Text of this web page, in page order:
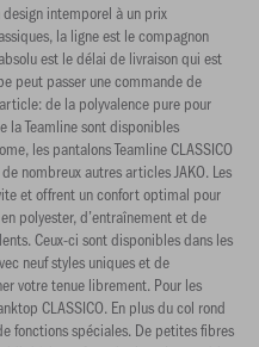
design intemporel à un prix
la ligne est le compagnon
est le délai de livraison qui est
peut passer une commande de
de la polyvalence pure pour
la Teamline sont disponibles
les pantalons Teamline CLASSICO
nombreux autres articles JAKO. Les
et offrent un confort optimal pour
polyester, d’entraînement et de
Ceux-ci sont disponibles dans les
neuf styles uniques et de
votre tenue librement. Pour les
CLASSICO. En plus du col rond
fonctions spéciales. De petites fibres